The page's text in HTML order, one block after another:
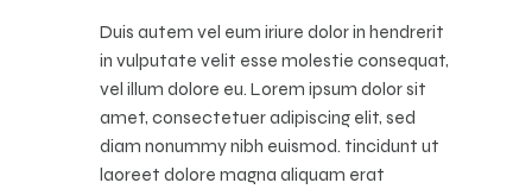
Duis autem vel eum iriure dolor in hendrerit
in vulputate velit esse molestie consequat,
vel illum dolore eu. Lorem ipsum dolor sit
amet, consectetuer adipiscing elit, sed
diam nonummy nibh euismod. tincidunt ut
laoreet dolore magna aliquam erat